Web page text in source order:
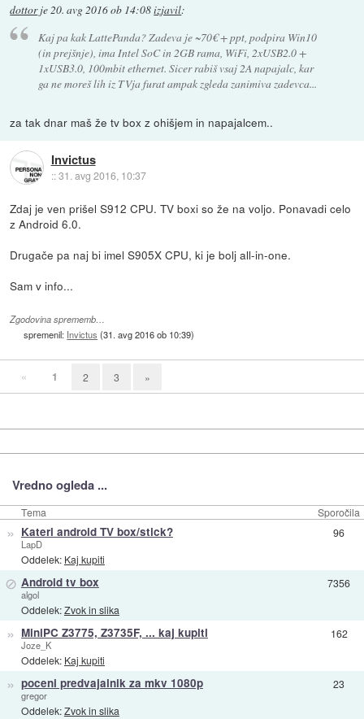
dottorje20. avg 2016 ob 14:08izjavil:
Kaj pa kak LattePanda? Zadeva je ~70€ + ppt, podpira Win10
(in prejšnje), ima Intel SoC in 2GB rama, WiFi, 2xUSB2.0 +
1xUSB3.0, 100mbit ethernet. Sicer rabiš vsaj 2A napajalc, kar
ga ne moreš lih iz TVja furat ampak zgleda zanimiva zadevca...
za tak dnar maš že tv box z ohišjem in napajalcem..
Invictus
::31. avg 2016, 10:37
Zdaj je ven prišel S912 CPU. TV boxi so že na voljo. Ponavadi celo
z Android 6.0.
Drugače pa naj bi imel S905X CPU, ki je bolj all-in-one.
Sam v info...
Zgodovina sprememb…
spremenil: Invictus (31. avg 2016 ob 10:39)
« 1 2 3 »
Vredno ogleda ...
Tema Sporočila
» Kateri android TV box/stick?
LapD
Oddelek: Kaj kupiti
96
⊘ Android tv box
algol
Oddelek:Zvok in slika
7356
» MiniPC Z3775, Z3735F, ... kaj kupiti
Joze_K
Oddelek: Kaj kupiti
162
» poceni predvajalnik za mkv 1080p
gregor
Oddelek:Zvok in slika
23